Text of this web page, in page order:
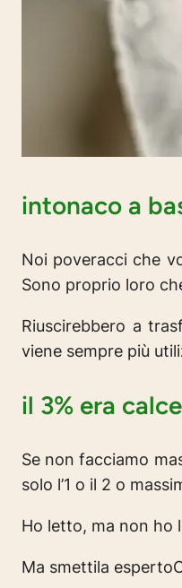
intonaco a
Noi poveracci che
Sono proprio loro
Riuscirebbero a
viene sempre più
il 3% era calce
Se non facciamo
solo l’1 o il 2 o
Ho letto, ma non ho
Ma smettila